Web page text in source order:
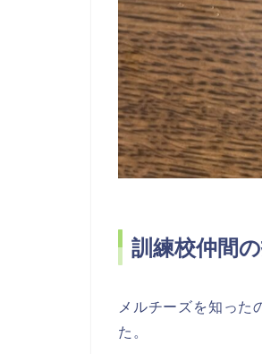
訓練校仲間
メルチーズを知った
た。